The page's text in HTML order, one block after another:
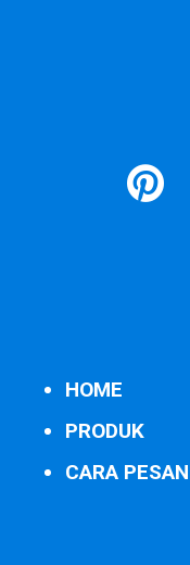
HOME
PRODUK
CARA PESAN